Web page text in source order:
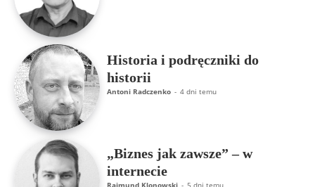
Historia i podręczniki do
historii
Antoni Radczenko - 4 dni temu
„Biznes jak zawsze” – w
internecie
Rajmund Klonowski - 5 dni temu